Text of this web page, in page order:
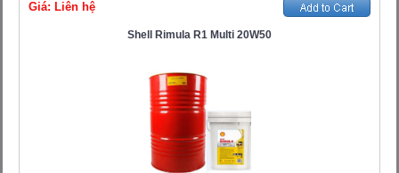
Giá: Liên hệ
Shell Rimula R1 Multi 20W50